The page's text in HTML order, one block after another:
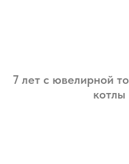
7 лет с ювелирной
котлы